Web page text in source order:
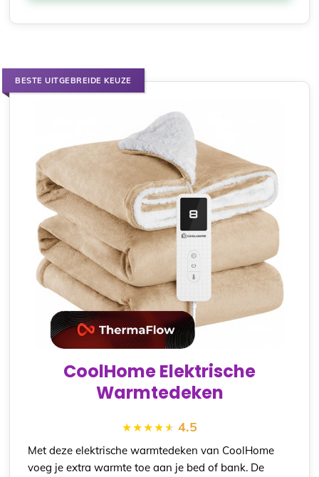
BESTE UITGEBREIDE KEUZE
CoolHome Elektrische
Warmtedeken
4.5
Met deze elektrische warmtedeken van CoolHome
voeg je extra warmte toe aan je bed of bank. De